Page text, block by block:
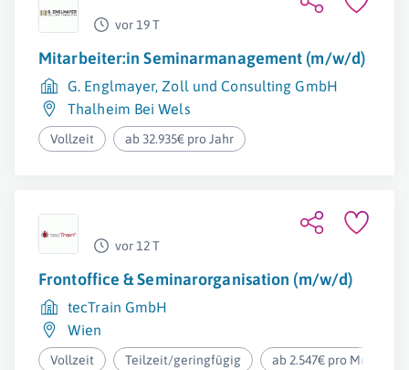
vor 19 T
Mitarbeiter:in Seminarmanagement (m/w/d)
G. Englmayer, Zoll und Consulting GmbH
Thalheim Bei Wels
Vollzeit ab 32.935€ pro Jahr
vor 12 T
Frontoffice & Seminarorganisation (m/w/d)
tecTrain GmbH
Wien
Vollzeit Teilzeit/geringfügig ab 2.547€ pro Monat